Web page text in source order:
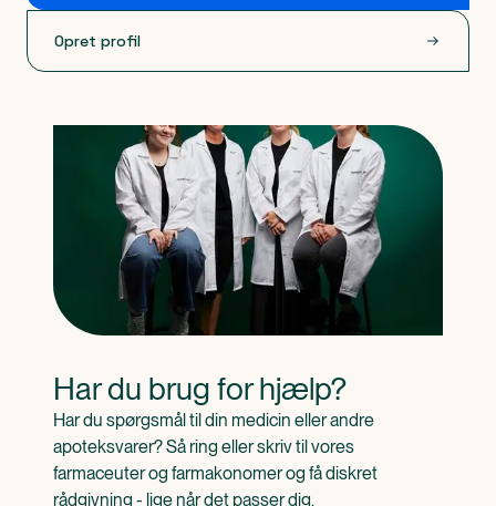
Opret profil
Har du brug for hjælp?
Har du spørgsmål til din medicin eller andre
apoteksvarer? Så ring eller skriv til vores
farmaceuter og farmakonomer og få diskret
rådgivning - lige når det passer dig.